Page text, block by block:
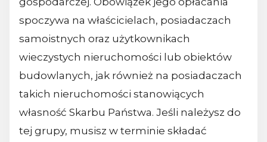
spoczywa na właścicielach, posiadaczach
samoistnych oraz użytkownikach
wieczystych nieruchomości lub obiektów
budowlanych, jak również na posiadaczach
takich nieruchomości stanowiących
własność Skarbu Państwa. Jeśli należysz do
tej grupy, musisz w terminie składać